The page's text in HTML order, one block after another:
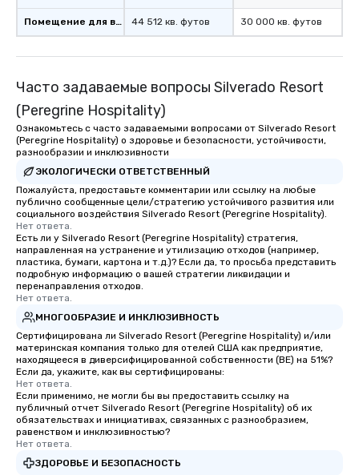
Помещение для встречи 44 512 кв. футов 30 000 кв. футов
Часто задаваемые вопросы Silverado Resort
(Peregrine Hospitality)
Ознакомьтесь с часто задаваемыми вопросами от Silverado Resort
(Peregrine Hospitality) о здоровье и безопасности, устойчивости,
разнообразии и инклюзивности
ЭКОЛОГИЧЕСКИ ОТВЕТСТВЕННЫЙ
Пожалуйста, предоставьте комментарии или ссылку на любые
публично сообщенные цели/стратегию устойчивого развития или
социального воздействия Silverado Resort (Peregrine Hospitality).
Нет ответа.
Есть ли у Silverado Resort (Peregrine Hospitality) стратегия,
направленная на устранение и утилизацию отходов (например,
пластика, бумаги, картона и т.д.)? Если да, то просьба представить
подробную информацию о вашей стратегии ликвидации и
перенаправления отходов.
Нет ответа.
МНОГООБРАЗИЕ И ИНКЛЮЗИВНОСТЬ
Сертифицирована ли Silverado Resort (Peregrine Hospitality) и/или
материнская компания только для отелей США как предприятие,
находящееся в диверсифицированной собственности (BE) на 51%?
Если да, укажите, как вы сертифицированы:
Нет ответа.
Если применимо, не могли бы вы предоставить ссылку на
публичный отчет Silverado Resort (Peregrine Hospitality) об их
обязательствах и инициативах, связанных с разнообразием,
равенством и инклюзивностью?
Нет ответа.
ЗДОРОВЬЕ И БЕЗОПАСНОСТЬ